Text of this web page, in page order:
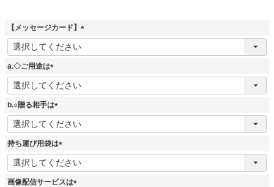
【メッセージカード】
(
a.◇ご用途は
(
必
須
b.○贈る相手は
(
必
須
持ち運び用袋は
(
必
須
画像配信サービスは